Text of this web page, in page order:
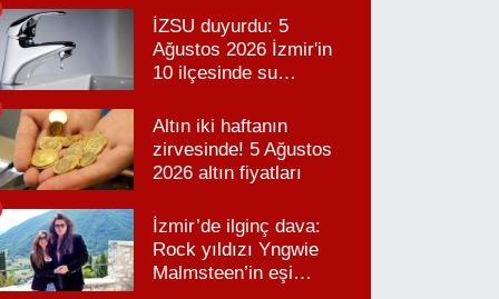
İZSU duyurdu: 5
Ağustos 2026 İzmir'in
10 ilçesinde su
Altın iki haftanın
zirvesinde! 5 Ağustos
2026 altın fiyatları
İzmir’de ilginç dava:
Rock yıldızı Yngwie
Malmsteen’in eşi